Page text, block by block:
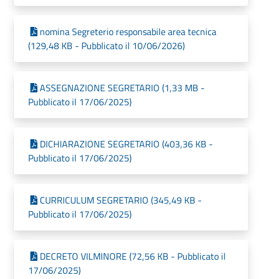
nomina Segreterio responsabile area tecnica
(129,48 KB - Pubblicato il 10/06/2026)
ASSEGNAZIONE SEGRETARIO (1,33 MB -
Pubblicato il 17/06/2025)
DICHIARAZIONE SEGRETARIO (403,36 KB -
Pubblicato il 17/06/2025)
CURRICULUM SEGRETARIO (345,49 KB -
Pubblicato il 17/06/2025)
DECRETO VILMINORE (72,56 KB - Pubblicato il
17/06/2025)